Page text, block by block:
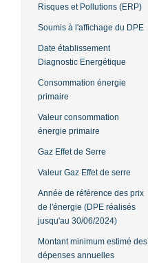
Risques et Pollutions (ERP)
Soumis à l'affichage du DPE
Date établissement
Diagnostic Energétique
Consommation énergie
primaire
Valeur consommation
énergie primaire
Gaz Effet de Serre
Valeur Gaz Effet de serre
Année de référence des prix
de l'énergie (DPE réalisés
jusqu'au 30/06/2024)
Montant minimum estimé des
dépenses annuelles